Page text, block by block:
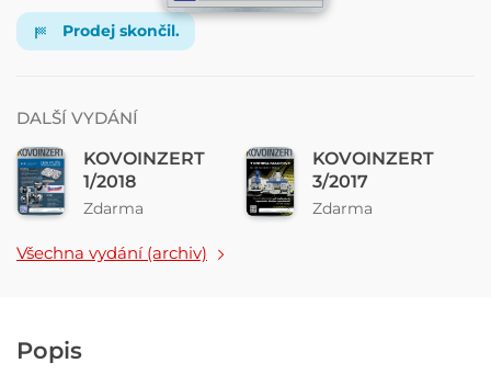
Prodej skončil.
DALŠÍ VYDÁNÍ
KOVOINZERT
1/2018
Zdarma
KOVOINZERT
3/2017
Zdarma
Všechna vydání (archiv)
Popis